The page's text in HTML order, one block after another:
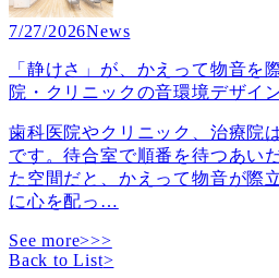
7/27/2026News
「静けさ」が、かえって物音を
院・クリニックの音環境デザイ
歯科医院やクリニック、治療院
です。待合室で順番を待つあい
た空間だと、かえって物音が際
に心を配っ …
See more>>>
Back to List>